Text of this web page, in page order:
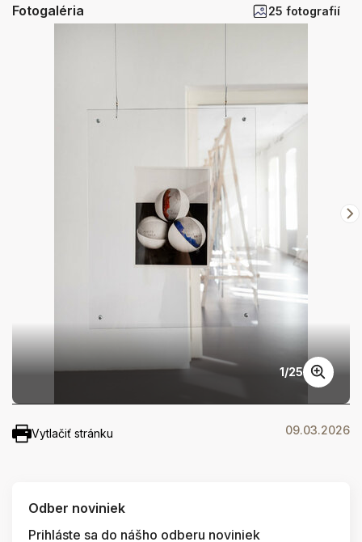
Fotogaléria
25 fotografií
1/25
Vytlačiť stránku 09.03.2026
Odber noviniek
Prihláste sa do nášho odberu noviniek